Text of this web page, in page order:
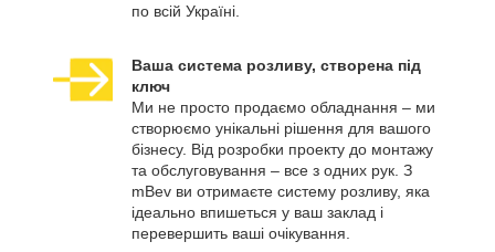
по всій Україні.
Ваша система розливу, створена під
ключ
Ми не просто продаємо обладнання – ми
створюємо унікальні рішення для вашого
бізнесу. Від розробки проекту до монтажу
та обслуговування – все з одних рук. З
mBev ви отримаєте систему розливу, яка
ідеально впишеться у ваш заклад і
перевершить ваші очікування.